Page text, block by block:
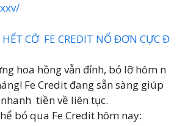
CỠ FE CREDIT NỔ ĐƠN CỰC Đ
hoa hồng vẫn đỉnh, bỏ lỡ hôm n
Fe Credit đang sẵn sàng giúp
tiền về liên tục.
bỏ qua Fe Credit hôm nay: